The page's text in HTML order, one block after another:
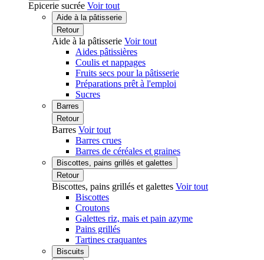
Epicerie sucrée Voir tout
Aide à la pâtisserie
Retour
Aide à la pâtisserie Voir tout
Aides pâtissières
Coulis et nappages
Fruits secs pour la pâtisserie
Préparations prêt à l'emploi
Sucres
Barres
Retour
Barres Voir tout
Barres crues
Barres de céréales et graines
Biscottes, pains grillés et galettes
Retour
Biscottes, pains grillés et galettes Voir tout
Biscottes
Croutons
Galettes riz, mais et pain azyme
Pains grillés
Tartines craquantes
Biscuits